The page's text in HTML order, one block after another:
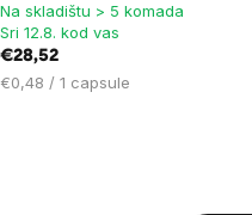
Na skladištu > 5 komada
Sri 12.8. kod vas
€28,52
Cijena
€0,48 / 1 capsule